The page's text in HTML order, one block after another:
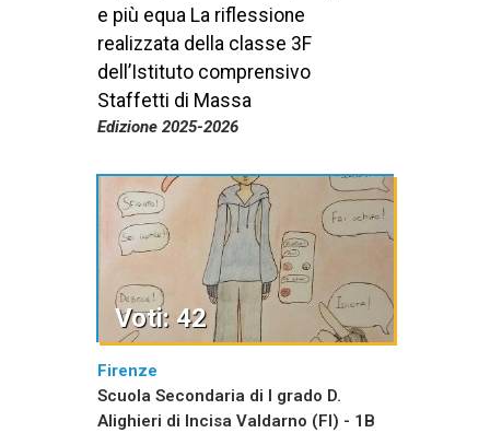
e più equa La riflessione
realizzata della classe 3F
dell’Istituto comprensivo
Staffetti di Massa
Edizione 2025-2026
Firenze
Scuola Secondaria di I grado D.
Alighieri di Incisa Valdarno (FI) - 1B
Voti: 42